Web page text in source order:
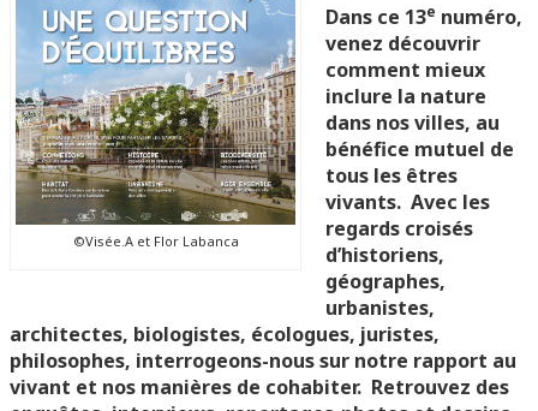
©Visée.A et Flor Labanca
Dans ce 13e numéro,
venez découvrir
comment mieux
inclure la nature
dans nos villes, au
bénéfice mutuel de
tous les êtres
vivants. Avec les
regards croisés
d’historiens,
géographes,
urbanistes,
architectes, biologistes, écologues, juristes,
philosophes, interrogeons-nous sur notre rapport au
vivant et nos manières de cohabiter. Retrouvez des